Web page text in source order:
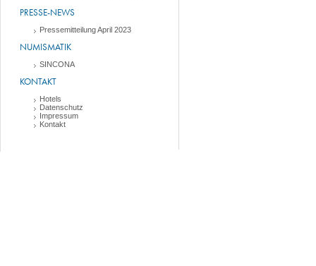
PRESSE-NEWS
Pressemitteilung April 2023
NUMISMATIK
SINCONA
KONTAKT
Hotels
Datenschutz
Impressum
Kontakt